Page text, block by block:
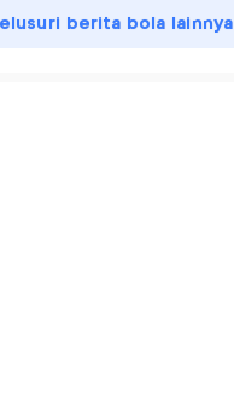
berita bola lainnya